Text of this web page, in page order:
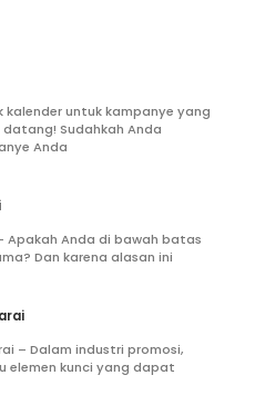
untuk kampanye yang
Sudahkah Anda
Anda
Apakah Anda di bawah batas
Dan karena alasan ini
– Dalam industri promosi,
elemen kunci yang dapat